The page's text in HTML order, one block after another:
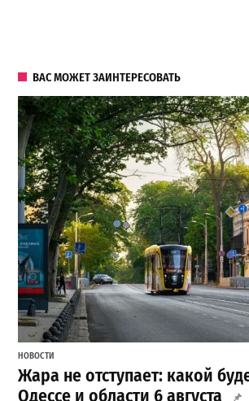
ВАС МОЖЕТ ЗАИНТЕРЕСОВАТЬ
НОВОСТИ
Жара не отступает: какой
Одессе и области 6 августа